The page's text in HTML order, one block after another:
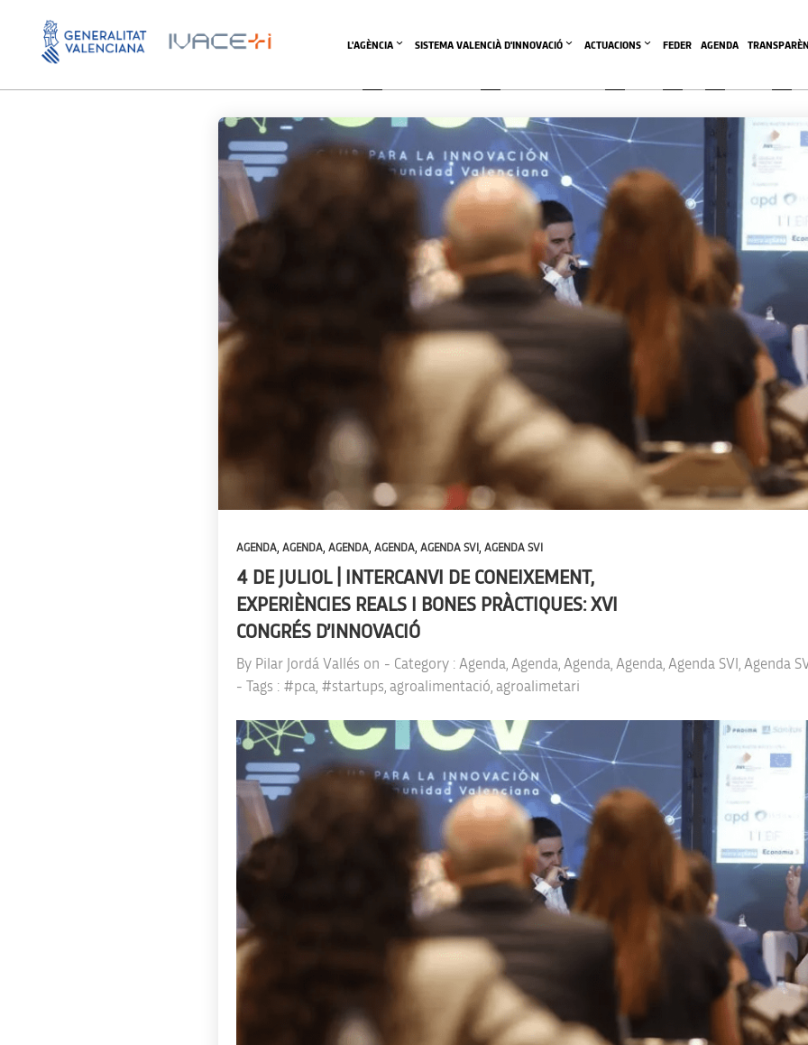
L'AGÈNCIA SISTEMA VALENCIÀ D'INNOVACIÓ ACTUACIONS FEDER AGENDA
AGENDA, AGENDA, AGENDA, AGENDA, AGENDA SVI , AGENDA SVI
4 DE JULIOL | INTERCANVI DE CONEIXEMENT,
EXPERIÈNCIES REALS I BONES PRÀCTIQUES: XVI
CONGRÉS D’INNOVACIÓ
By Pilar Jordá Vallés on - Category : Agenda Agenda Agenda Agenda Agenda SVI
Agenda
- Tags : #pca #startups agroalimentació agroalimetari